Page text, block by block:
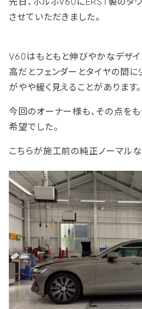
させていただきました。
V60はもともと伸びやかなデザ
高だとフェンダーとタイヤの間
がやや緩く見えることがあります。
今回のオーナー様も、その点を
希望でした。
こちらが施工前の純正ノーマルな